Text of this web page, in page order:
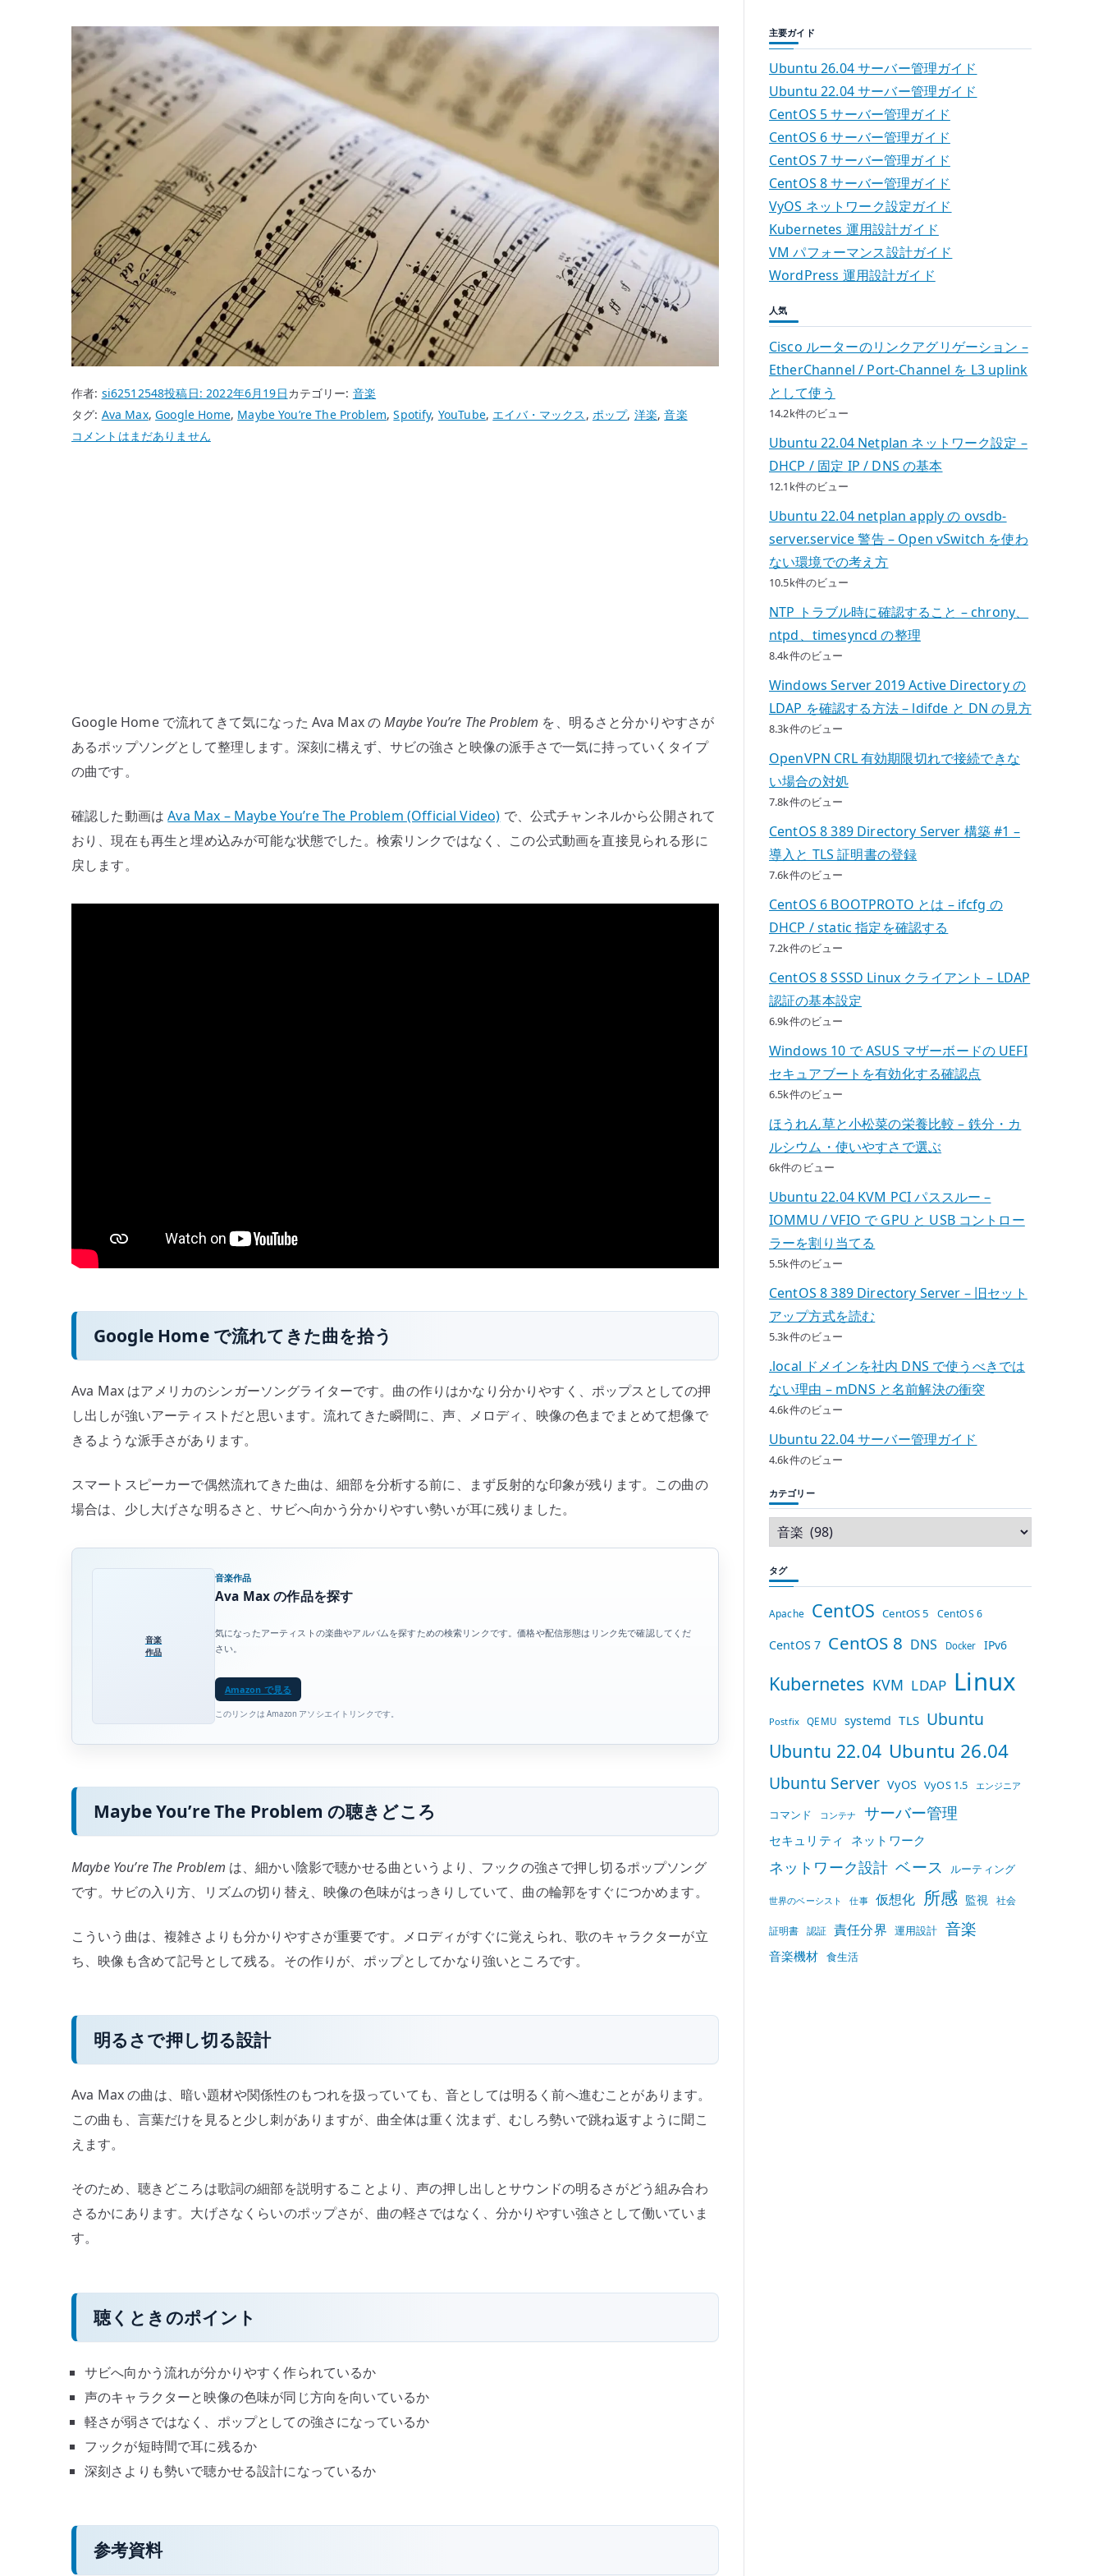
作者: si62512548投稿日:2022年6月19日カテゴリー: 音楽
タグ: Ava Max,Google Home, Maybe You’re The Problem,Spotify, YouTube, エイバ・マックス , ポップ, 洋楽,音楽
Ava
ッ
プ
強
さ
へ
コメントはまだありません
Google Home で流れてきて気になった Ava Max のMaybe You’re The Problem を、明るさと分かりやすさが
あるポップソングとして整理します。深刻に構えず、サビの強さと映像の派手さで一気に持っていくタイプ
の曲です。
確認した動画はAva Max – Maybe You’re The Problem (Official Video) で、公式チャンネルから公開されて
おり、現在も再生と埋め込みが可能な状態でした。検索リンクではなく、この公式動画を直接見られる形に
戻します。
Google Home で流れてきた曲を拾う
Ava Max はアメリカのシンガーソングライターです。曲の作りはかなり分かりやすく、ポップスとしての押
し出しが強いアーティストだと思います。流れてきた瞬間に、声、メロディ、映像の色までまとめて想像で
きるような派手さがあります。
スマートスピーカーで偶然流れてきた曲は、細部を分析する前に、まず反射的な印象が残ります。この曲の
場合は、少し大げさな明るさと、サビへ向かう分かりやすい勢いが耳に残りました。
音楽
作品
音楽作品
Ava Max の作品を探す
気になったアーティストの楽曲やアルバムを探すための検索リンクです。価格や配信形態はリンク先で確認してくだ
さい。
Amazon で見る
このリンクは Amazon アソシエイトリンクです。
Maybe You’re The Problem の聴きどころ
Maybe You’re The Problem は、細かい陰影で聴かせる曲というより、フックの強さで押し切るポップソング
です。サビの入り方、リズムの切り替え、映像の色味がはっきりしていて、曲の輪郭をすぐにつかめます。
こういう曲は、複雑さよりも分かりやすさが重要です。メロディがすぐに覚えられ、歌のキャラクターが立
ち、映像も含めて記号として残る。その作りが、ポップとしてかなり強いところです。
明るさで押し切る設計
Ava Max の曲は、暗い題材や関係性のもつれを扱っていても、音としては明るく前へ進むことがあります。
この曲も、言葉だけを見ると少し刺がありますが、曲全体は重く沈まず、むしろ勢いで跳ね返すように聞こ
えます。
そのため、聴きどころは歌詞の細部を説明することより、声の押し出しとサウンドの明るさがどう組み合わ
さるかにあります。大げさなくらいのポップさが、曲の軽さではなく、分かりやすい強さとして働いていま
す。
聴くときのポイント
サビへ向かう流れが分かりやすく作られているか
声のキャラクターと映像の色味が同じ方向を向いているか
軽さが弱さではなく、ポップとしての強さになっているか
フックが短時間で耳に残るか
深刻さよりも勢いで聴かせる設計になっているか
参考資料
主要ガイド
Ubuntu 26.04 サーバー管理ガイド
Ubuntu 22.04 サーバー管理ガイド
CentOS 5 サーバー管理ガイド
CentOS 6 サーバー管理ガイド
CentOS 7 サーバー管理ガイド
CentOS 8 サーバー管理ガイド
VyOS ネットワーク設定ガイド
Kubernetes 運用設計ガイド
VM パフォーマンス設計ガイド
WordPress 運用設計ガイド
人気
Cisco ルーターのリンクアグリゲーション –
EtherChannel / Port-Channel を L3 uplink
として使う
14.2k件のビュー
Ubuntu 22.04 Netplan ネットワーク設定 –
DHCP / 固定 IP / DNS の基本
12.1k件のビュー
Ubuntu 22.04 netplan apply の ovsdb-
server.service 警告 – Open vSwitch を使わ
ない環境での考え方
10.5k件のビュー
NTP トラブル時に確認すること – chrony、
ntpd、timesyncd の整理
8.4k件のビュー
Windows Server 2019 Active Directory の
LDAP を確認する方法 – ldifde と DN の見方
8.3k件のビュー
OpenVPN CRL 有効期限切れで接続できな
い場合の対処
7.8k件のビュー
CentOS 8 389 Directory Server 構築 #1 –
導入と TLS 証明書の登録
7.6k件のビュー
CentOS 6 BOOTPROTO とは – ifcfg の
DHCP / static 指定を確認する
7.2k件のビュー
CentOS 8 SSSD Linux クライアント – LDAP
認証の基本設定
6.9k件のビュー
Windows 10 で ASUS マザーボードの UEFI
セキュアブートを有効化する確認点
6.5k件のビュー
ほうれん草と小松菜の栄養比較 – 鉄分・カ
ルシウム・使いやすさで選ぶ
6k件のビュー
Ubuntu 22.04 KVM PCI パススルー –
IOMMU / VFIO で GPU と USB コントロー
ラーを割り当てる
5.5k件のビュー
CentOS 8 389 Directory Server – 旧セット
アップ方式を読む
5.3k件のビュー
.local ドメインを社内 DNS で使うべきでは
ない理由 – mDNS と名前解決の衝突
4.6k件のビュー
Ubuntu 22.04 サーバー管理ガイド
4.6k件のビュー
カテゴリー
タグ
Apache CentOS CentOS 5 CentOS 6
CentOS 7 CentOS 8 DNS Docker IPv6
Kubernetes KVM LDAP Linux
Postfix QEMU systemd TLS Ubuntu
Ubuntu 22.04 Ubuntu 26.04
Ubuntu Server VyOS VyOS 1.5 エンジニア
コマンド コンテナ サーバー管理
セキュリティ ネットワーク
ネットワーク設計 ベース ルーティング
世界のベーシスト 仕事 仮想化 所感 監視 社会
証明書 認証 責任分界 運用設計 音楽
音楽機材 食生活